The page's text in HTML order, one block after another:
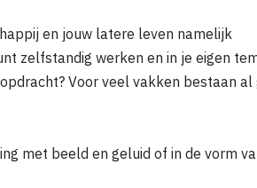
en jouw latere leven namelijk
zelfstandig werken en in je eigen
Voor veel vakken bestaan al
met beeld en geluid of in de vorm